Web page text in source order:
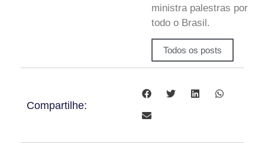
ministra palestras por
todo o Brasil.
Todos os posts
Compartilhe: